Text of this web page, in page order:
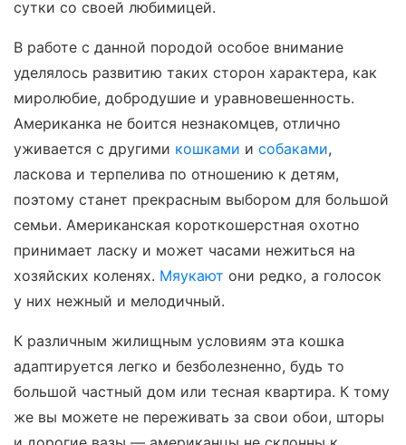
сутки со своей любимицей.
В работе с данной породой особое внимание
уделялось развитию таких сторон характера, как
миролюбие, добродушие и уравновешенность.
Американка не боится незнакомцев, отлично
уживается с другими кошками и собаками,
ласкова и терпелива по отношению к детям,
поэтому станет прекрасным выбором для большой
семьи. Американская короткошерстная охотно
принимает ласку и может часами нежиться на
хозяйских коленях. Мяукают они редко, а голосок
у них нежный и мелодичный.
К различным жилищным условиям эта кошка
адаптируется легко и безболезненно, будь то
большой частный дом или тесная квартира. К тому
же вы можете не переживать за свои обои, шторы